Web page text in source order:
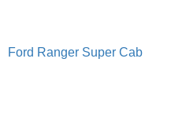
Ford Ranger Super Cab